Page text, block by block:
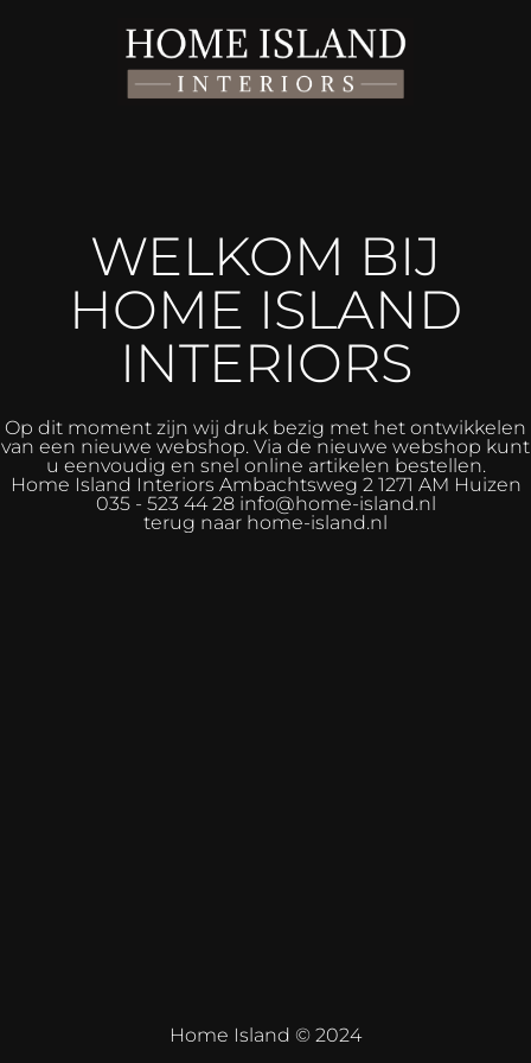
WELKOM BIJ
HOME ISLAND
INTERIORS
Op dit moment zijn wij druk bezig met het ontwikkelen
van een nieuwe webshop. Via de nieuwe webshop kunt
u eenvoudig en snel online artikelen bestellen.
Home Island Interiors Ambachtsweg 2 1271 AM Huizen
035 - 523 44 28 info@home-island.nl
terug naar home-island.nl
Home Island © 2024